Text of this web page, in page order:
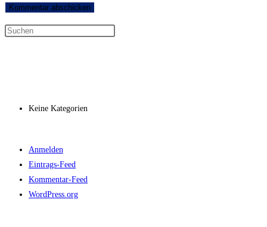
Keine Kategorien
Anmelden
Eintrags-Feed
Kommentar-Feed
WordPress.org